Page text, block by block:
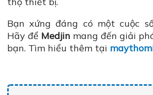
Bạn xứng đáng có một cuộc
Hãy để Medjin mang đến giải
bạn. Tìm hiểu thêm tại